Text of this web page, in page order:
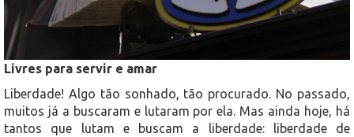
Livres para servir e amar
Liberdade! Algo tão sonhado, tão procurado. No passado,
muitos já a buscaram e lutaram por ela. Mas ainda hoje, há
tantos que lutam e buscam a liberdade: liberdade de